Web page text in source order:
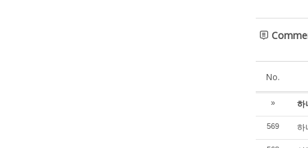
No.
» 하
569 하